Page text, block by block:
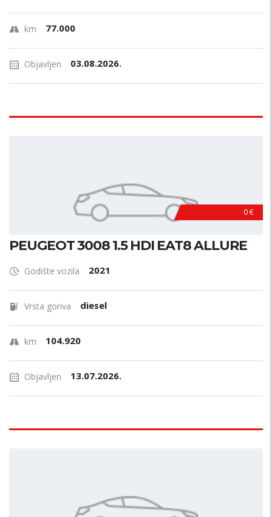
km 77.000
Objavljen 03.08.2026.
0 €
PEUGEOT 3008 1.5 HDI EAT8 ALLURE
Godište vozila 2021
Vrsta goriva diesel
km 104.920
Objavljen 13.07.2026.